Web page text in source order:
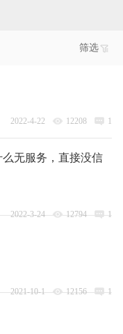
筛选
2022-4-22 12208 1
无服务，直接没信
2022-3-24 12794 1
2021-10-1 12156 1